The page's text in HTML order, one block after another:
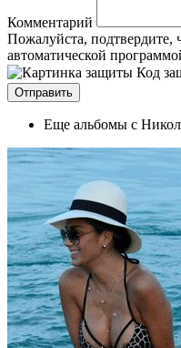
Комментарий
Пожалуйста, подтвердите,
автоматической
Код
Еще альбомы с